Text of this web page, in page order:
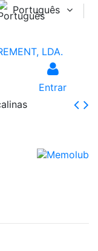
Português
Entrar